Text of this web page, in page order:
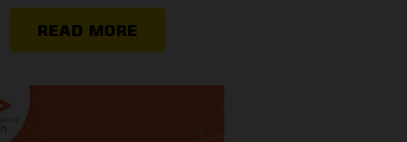
READ MORE